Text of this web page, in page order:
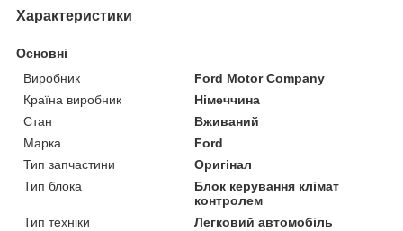
Характеристики
Основні
Виробник
Ford Motor Company
Країна виробник
Німеччина
Стан
Вживаний
Марка
Ford
Тип запчастини
Оригінал
Тип блока
Блок керування клімат
контролем
Тип техніки
Легковий автомобіль